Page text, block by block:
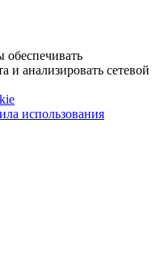
и анализировать сетевой
использования